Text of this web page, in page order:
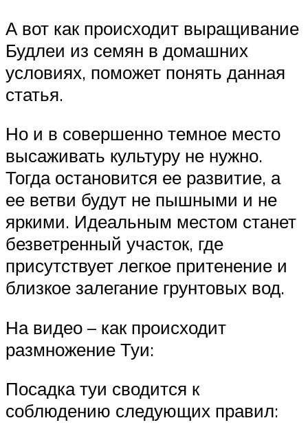
А вот как происходит выращивание
Будлеи из семян в домашних
условиях, поможет понять данная
статья.
Но и в совершенно темное место
высаживать культуру не нужно.
Тогда остановится ее развитие, а
ее ветви будут не пышными и не
яркими. Идеальным местом станет
безветренный участок, где
присутствует легкое притенение и
близкое залегание грунтовых вод.
На видео – как происходит
размножение Туи:
Посадка туи сводится к
соблюдению следующих правил: